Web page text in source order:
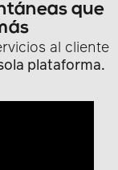
que
al cliente
plataforma.